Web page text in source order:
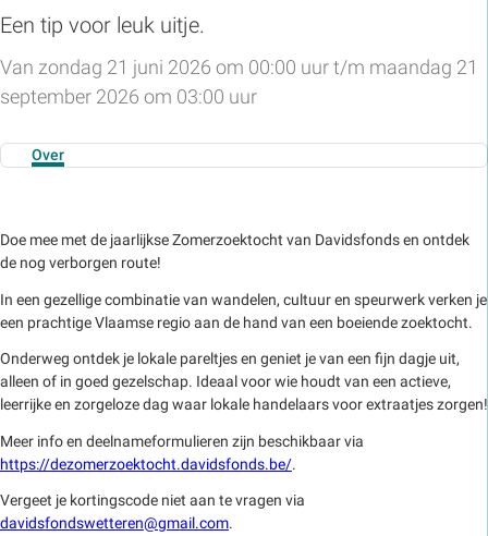
Een tip voor leuk uitje.
Van zondag 21 juni 2026 om 00:00 uur t/m maandag 21
september 2026 om 03:00 uur
Over
Doe mee met de jaarlijkse Zomerzoektocht van Davidsfonds en ontdek
de nog verborgen route!
In een gezellige combinatie van wandelen, cultuur en speurwerk verken je
een prachtige Vlaamse regio aan de hand van een boeiende zoektocht.
Onderweg ontdek je lokale pareltjes en geniet je van een fijn dagje uit,
alleen of in goed gezelschap. Ideaal voor wie houdt van een actieve,
leerrijke en zorgeloze dag waar lokale handelaars voor extraatjes zorgen!
Meer info en deelnameformulieren zijn beschikbaar via
https://dezomerzoektocht.davidsfonds.be/.
Vergeet je kortingscode niet aan te vragen via
davidsfondswetteren@gmail.com.